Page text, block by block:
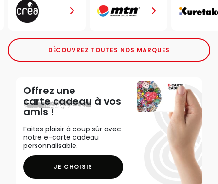
DÉCOUVREZ TOUTES NOS MARQUES
Offrez une
carte cadeau à vos
amis !
Faites plaisir à coup sûr avec
notre e-carte cadeau
personnalisable.
JE CHOISIS